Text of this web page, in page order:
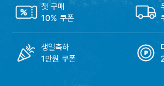
첫 구매
10% 쿠폰
생일축하
1만원 쿠폰